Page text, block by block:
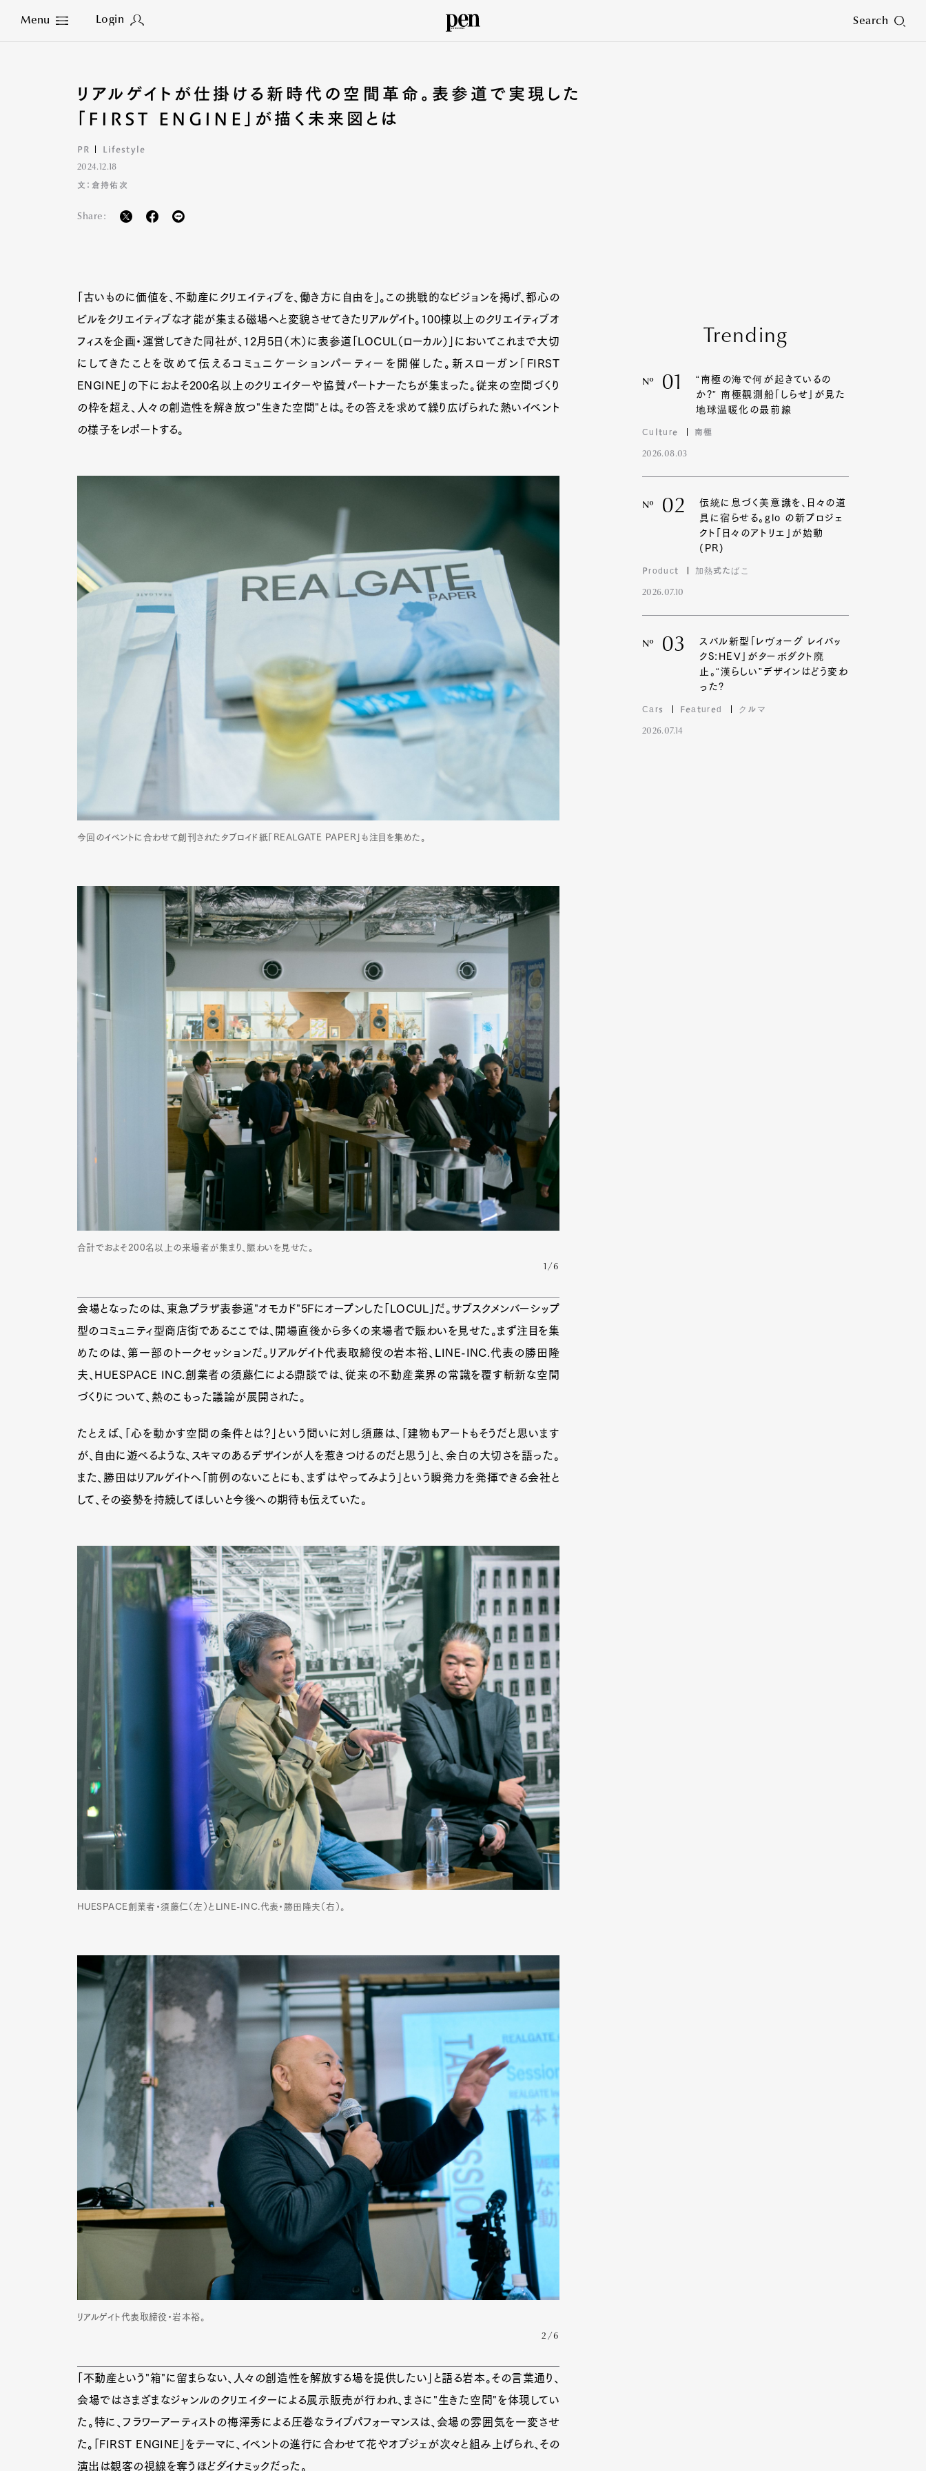
Menu Login Search
Close
Art&Design Watch
Fashion
Gourmet
Pen Membership Magazine Official Columnist
Pen Meet Pen international Pen tw
リアルゲイトが仕掛ける新時代の空間革命。表参道で実現した
「FIRST ENGINE」が描く未来図とは
PR Lifestyle
2024.12.18
文：倉持佑次
Share:
「古いものに価値を、不動産にクリエイティブを、働き方に自由を」。この挑戦的なビジョンを掲げ、都心の
ビルをクリエイティブな才能が集まる磁場へと変貌させてきたリアルゲイト。100棟以上のクリエイティブオ
フィスを企画・運営してきた同社が、12月5日（木）に表参道「LOCUL（ローカル）」においてこれまで大切
にしてきたことを改めて伝えるコミュニケーションパーティーを開催した。新スローガン「FIRST
ENGINE」の下におよそ200名以上のクリエイターや協賛パートナーたちが集まった。従来の空間づくり
の枠を超え、人々の創造性を解き放つ"生きた空間"とは。その答えを求めて繰り広げられた熱いイベント
の様子をレポートする。
今回のイベントに合わせて創刊されたタブロイド紙「REALGATE PAPER」も注目を集めた。
合計でおよそ200名以上の来場者が集まり、賑わいを見せた。
1/6
会場となったのは、東急プラザ表参道"オモカド"5Fにオープンした「LOCUL」だ。サブスクメンバーシップ
型のコミュニティ型商店街であるここでは、開場直後から多くの来場者で賑わいを見せた。まず注目を集
めたのは、第一部のトークセッションだ。リアルゲイト代表取締役の岩本裕、LINE-INC.代表の勝田隆
夫、HUESPACE INC.創業者の須藤仁による鼎談では、従来の不動産業界の常識を覆す斬新な空間
づくりについて、熱のこもった議論が展開された。
たとえば、「心を動かす空間の条件とは？」という問いに対し須藤は、「建物もアートもそうだと思います
が、自由に遊べるような、スキマのあるデザインが人を惹きつけるのだと思う」と、余白の大切さを語った。
また、勝田はリアルゲイトへ「前例のないことにも、まずはやってみよう」という瞬発力を発揮できる会社と
して、その姿勢を持続してほしいと今後への期待も伝えていた。
HUESPACE創業者・須藤仁（左）とLINE-INC.代表・勝田隆夫（右）。
リアルゲイト代表取締役・岩本裕。
2/6
不動産という"箱"に留まらない、人々の創造性を解放する場を提供したい 」と語る岩本。その言葉通り、
会場ではさまざまなジャンルのクリエイターによる展示販売が行われ、まさに"生きた空間"を体現してい
た。特に、フラワーアーティストの梅澤秀による圧巻なライブパフォーマンスは、会場の雰囲気を一変させ
た。「FIRST ENGINE」をテーマに、イベントの進行に合わせて花やオブジェが次々と組み上げられ、その
演出は観客の視線を奪うほどダイナミックだった。
Trending
Nº 01
“南極の海で何が起きているの
か?” 南極観測船「しらせ」が見た
地球温暖化の最前線
Culture 南極
2026.08.03
Nº 02
伝統に息づく美意識を、日々の道
具に宿らせる。glo の新プロジェ
クト「日々のアトリエ」が始動
(PR)
Product 加熱式たばこ
2026.07.10
Nº 03
スバル新型「レヴォーグ レイバッ
クS:HEV」がターボダクト廃
止。“漢らしい”デザインはどう変わ
った?
Cars Featured クルマ
2026.07.14